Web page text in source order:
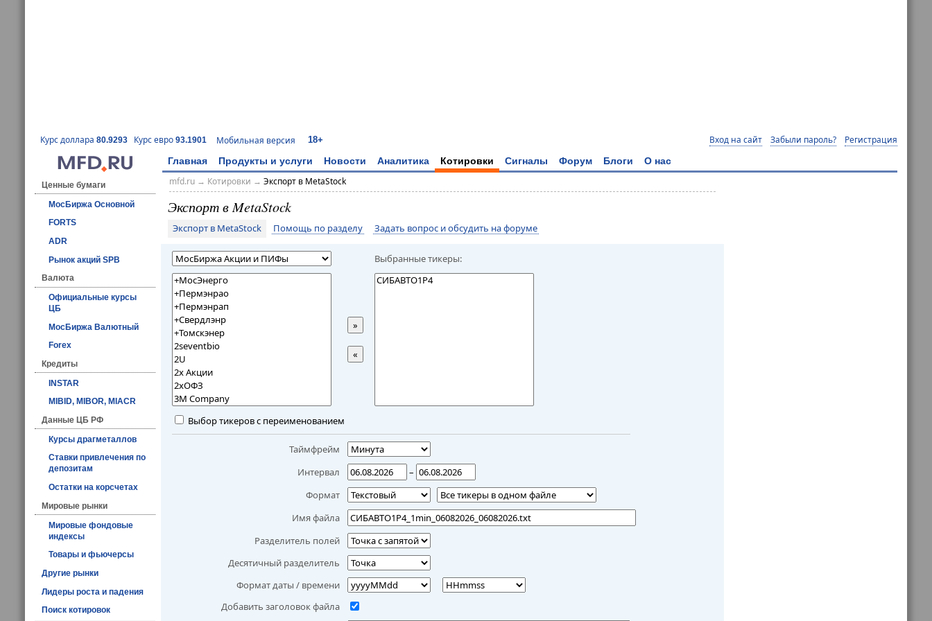
Курс доллара 80.9293 Курс евро 93.1901 Мобильная версия 18+ Вход на сайт Забыли пароль? Регистрация
Главная Продукты и услуги Новости Аналитика Котировки Сигналы Форум Блоги О нас
Ценные бумаги
МосБиржа Основной
FORTS
ADR
Рынок акций SPB
Валюта
Официальные курсы
ЦБ
МосБиржа Валютный
Forex
Кредиты
INSTAR
MIBID, MIBOR, MIACR
Данные ЦБ РФ
Курсы драгметаллов
Ставки привлечения по
депозитам
Остатки на корсчетах
Мировые рынки
Мировые фондовые
индексы
Товары и фьючерсы
Другие рынки
Лидеры роста и падения
Поиск котировок
mfd.ru→ Котировки → Экспорт в MetaStock
Экспорт в MetaStock
Экспорт в MetaStock Помощь по разделу Задать вопрос и обсудить на форуме
Выбранные тикеры:
»
«
Выбор тикеров с переименованием
Таймфрейм
Интервал
–
Формат
Имя файла
Разделитель полей
Десятичный разделитель
Формат даты / времени
Добавить заголовок файла